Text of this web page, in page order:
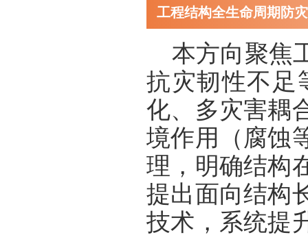
工程结构全生命周期防
本方向聚焦
抗灾韧性不足
化、多灾害耦
境作用（腐蚀
理，明确结构
提出面向结构
技术，系统提